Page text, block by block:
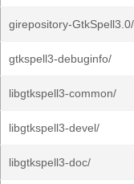
girepository-GtkSpell3.0/
gtkspell3-debuginfo/
libgtkspell3-common/
libgtkspell3-devel/
libgtkspell3-doc/